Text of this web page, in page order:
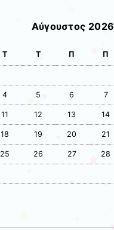
Αύγουστος 2026
Τ Τ Π Π
4 5 6 7
11 12 13 14
18 19 20 21
25 26 27 28